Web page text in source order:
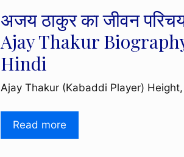
अजय ठाकुर का जीवन परिचय
Ajay Thakur
Hindi
Ajay Thakur (Kabaddi Player)
Read more